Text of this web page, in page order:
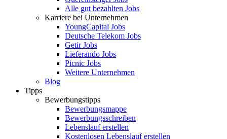
Alle gut bezahlten Jobs
Karriere bei Unternehmen
YoungCapital Jobs
Deutsche Telekom Jobs
Getir Jobs
Lieferando Jobs
Picnic Jobs
Weitere Unternehmen
Blog
Tipps
Bewerbungstipps
Bewerbungsmappe
Bewerbungsschreiben
Lebenslauf erstellen
Kostenlosen Lebenslauf erstellen